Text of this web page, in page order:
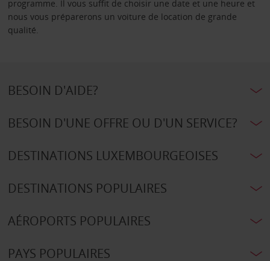
programme. Il vous suffit de choisir une date et une heure et
nous vous préparerons un voiture de location de grande
qualité.
BESOIN D'AIDE?
BESOIN D'UNE OFFRE OU D'UN SERVICE?
DESTINATIONS LUXEMBOURGEOISES
DESTINATIONS POPULAIRES
AÉROPORTS POPULAIRES
PAYS POPULAIRES